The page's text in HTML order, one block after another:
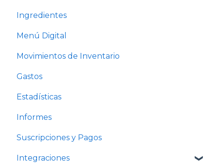
Ingredientes
Menú Digital
Movimientos de Inventario
Gastos
Estadísticas
Informes
Suscripciones y Pagos
Integraciones